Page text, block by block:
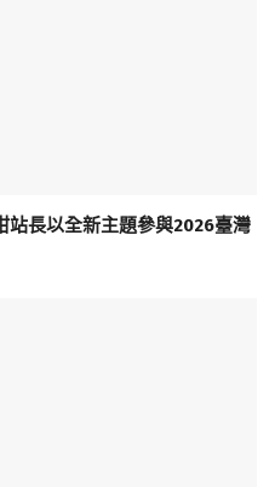
站長以全新主題參與2026臺灣